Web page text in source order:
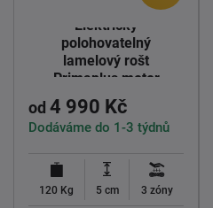
Elektricky
polohovatelný
lamelový rošt
Primaplus motor
od 4 990 Kč
Dodáváme do 1-3 týdnů
120 Kg 5 cm 3 zóny